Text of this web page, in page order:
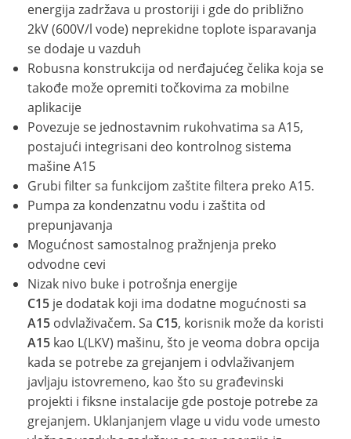
energija zadržava u prostoriji i gde do približno
2kV (600V/l vode) neprekidne toplote isparavanja
se dodaje u vazduh
Robusna konstrukcija od nerđajućeg čelika koja se
takođe može opremiti točkovima za mobilne
aplikacije
Povezuje se jednostavnim rukohvatima sa A15,
postajući integrisani deo kontrolnog sistema
mašine A15
Grubi filter sa funkcijom zaštite filtera preko A15.
Pumpa za kondenzatnu vodu i zaštita od
prepunjavanja
Mogućnost samostalnog pražnjenja preko
odvodne cevi
Nizak nivo buke i potrošnja energije
C15 je dodatak koji ima dodatne mogućnosti sa
A15 odvlaživačem. Sa C15, korisnik može da koristi
A15 kao L(LKV) mašinu, što je veoma dobra opcija
kada se potrebe za grejanjem i odvlaživanjem
javljaju istovremeno, kao što su građevinski
projekti i fiksne instalacije gde postoje potrebe za
grejanjem. Uklanjanjem vlage u vidu vode umesto